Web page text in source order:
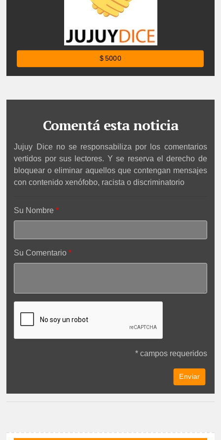
$ 5000
Comentá esta noticia
Jujuy Dice no se responsabiliza por los comentarios
vertidos por sus lectores. Y se reserva el derecho de
bloquear o eliminar aquellos que contengan mensajes
con contenido xenófobo, racista o discriminatorio
Su Nombre
Su Comentario
* campos requeridos